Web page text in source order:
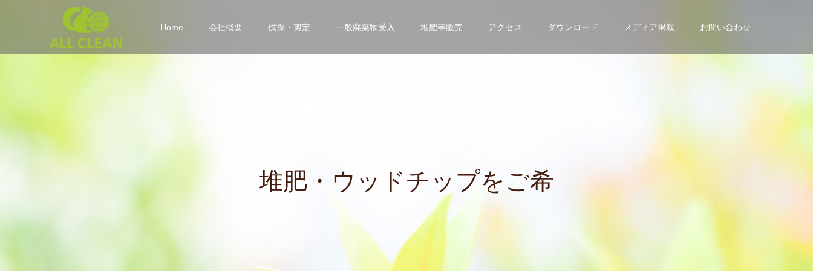
Home 会社概要 伐採・剪定 一般廃棄物受入 堆肥等販売 アクセス ダウンロード メディア掲載 お問い合わせ
・ウ ッ ド チ ップ を ご希 望の は